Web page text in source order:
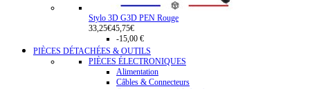
Stylo 3D G3D PEN Rouge
33,25€45,75€
-15,00 €
PIÈCES DÉTACHÉES & OUTILS
PIÈCES ÉLECTRONIQUES
Alimentation
Câbles & Connecteurs